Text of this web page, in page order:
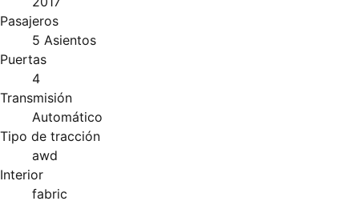
Pasajeros
5 Asientos
Puertas
4
Transmisión
Automático
Tipo de tracción
awd
Interior
fabric